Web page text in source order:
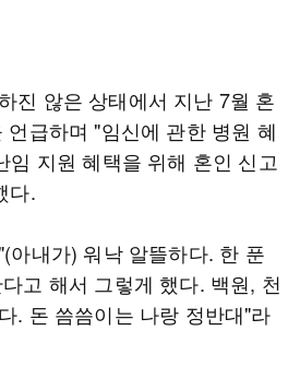
진 않은 상태에서 지난 7월 혼
언급하며 "임신에 관한 병원 혜
임 지원 혜택을 위해 혼인 신고
다.
아내가) 워낙 알뜰하다. 한 푼
고 해서 그렇게 했다. 백원, 천
. 돈 씀씀이는 나랑 정반대"라